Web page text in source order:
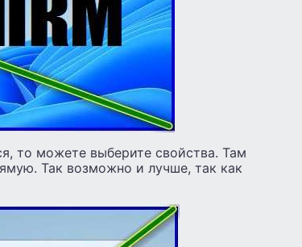
то можете выберите свойства. Там
Так возможно и лучше, так как